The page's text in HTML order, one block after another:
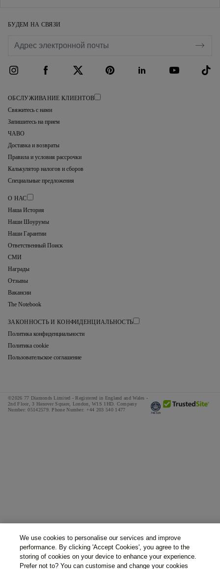
БУДЕМ НА СВЯЗИ
ОБСЛУЖИВАНИЕ КЛИЕНТОВ
Свяжитесь с нами
Запишитесь на прием
ЧАВО
Доставка и возвраты
Правила и условия рассрочки
Калькулятор налогов и сборов
Специальные предложения
О НАС
Наша История
Наши Шоурумы
Наши Гарантии
Ответственный Поиск
СМИ
Награды
Отзывы
Вакансии
The Notebook
ЗАКОННОСТЬ И КОНФИДЕНЦИАЛЬНОСТЬ
Политика конфиденциальности
Политика cookie
Пользовательское соглашение
©2026 77 Diamonds Limited - Registered in England and Wales -
2nd Floor, 3 Hanover Square, London, W1S 1HD. Company
Number:05142579. Phone Number: +44 203 540 1477
We use cookies to personalise our services and improve
performance. By clicking 'Accept Cookies', you agree to the
storing of cookies on your device to enhance your experience.
Prefer not to? You can customise and change your cookies